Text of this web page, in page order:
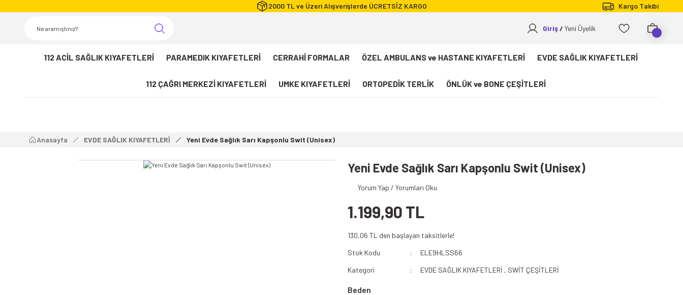
2000 TL ve Üzeri Alışverişlerde ÜCRETSİZ KARGO Kargo Takibi
Giriş Yeni Üyelik
112 ACİL SAĞLIK KIYAFETLERİ PARAMEDIK KIYAFETLERİ CERRAHİ FORMALAR ÖZEL AMBULANS ve HASTANE KIYAFETLERİ EVDE SAĞLIK KIYAFETLERİ
112 ÇAĞRI MERKEZİ KIYAFETLERİ UMKE KIYAFETLERİ ORTOPEDİK TERLİK ÖNLÜK ve BONE ÇEŞİTLERİ
Paramedik T-shirt
112 Paramedik Yelek
112 Acil Sağlık Polar
Paramedik Swit
Anasayfa EVDE SAĞLIK KIYAFETLERİ Yeni Evde Sağlık Sarı Kapşonlu Swit (Unisex)
Yeni Evde Sağlık Sarı Kapşonlu Swit (Unisex)
Yorum Yap / Yorumları Oku
1.199,90 TL
130,06 TL den başlayan taksitlerle!
Stok Kodu
ELE9HLSS66
Kategori
EVDE SAĞLIK KIYAFETLERİ , SWİT ÇEŞİTLERİ
Beden